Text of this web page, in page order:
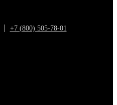
+7 (800) 505-78-01